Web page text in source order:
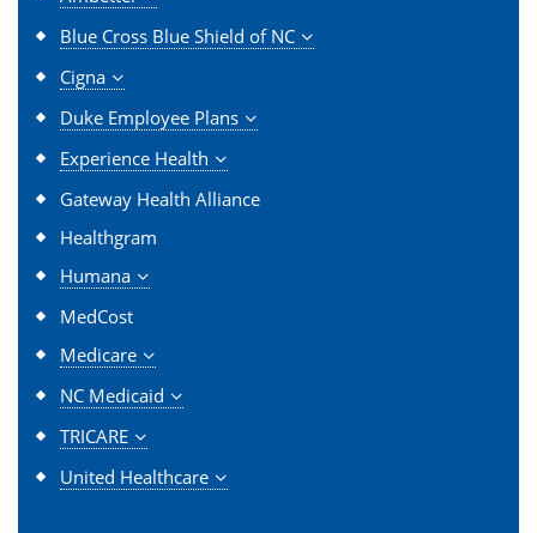
Blue Cross Blue Shield of NC
Cigna
Duke Employee Plans
Experience Health
Gateway Health Alliance
Healthgram
Humana
MedCost
Medicare
NC Medicaid
TRICARE
United Healthcare